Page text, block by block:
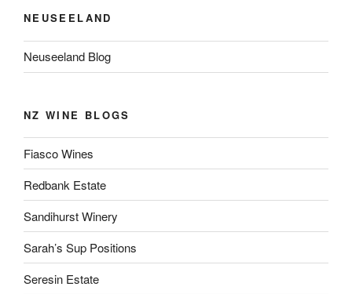
NEUSEELAND
Neuseeland Blog
NZ WINE BLOGS
Fiasco Wines
Redbank Estate
Sandihurst Winery
Sarah’s Sup Positions
Seresin Estate